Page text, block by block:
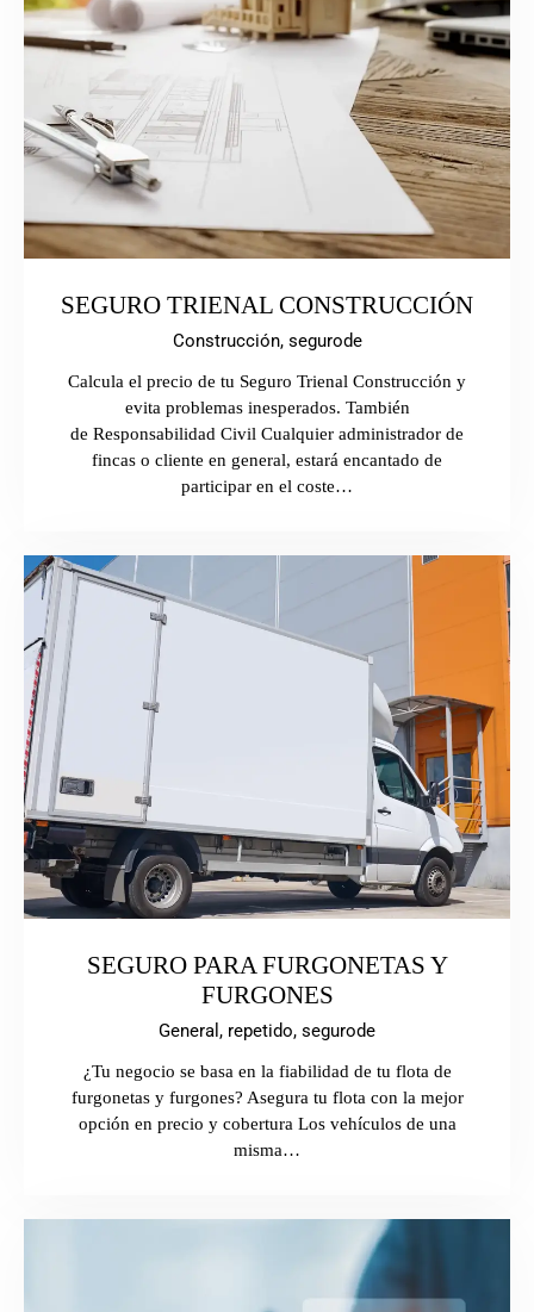
SEGURO TRIENAL CONSTRUCCIÓN
Construcción, segurode
Calcula el precio de tu Seguro Trienal Construcción y
evita problemas inesperados. También
de Responsabilidad Civil Cualquier administrador de
fincas o cliente en general, estará encantado de
participar en el coste…
SEGURO PARA FURGONETAS Y
FURGONES
General, repetido, segurode
¿Tu negocio se basa en la fiabilidad de tu flota de
furgonetas y furgones? Asegura tu flota con la mejor
opción en precio y cobertura Los vehículos de una
misma…